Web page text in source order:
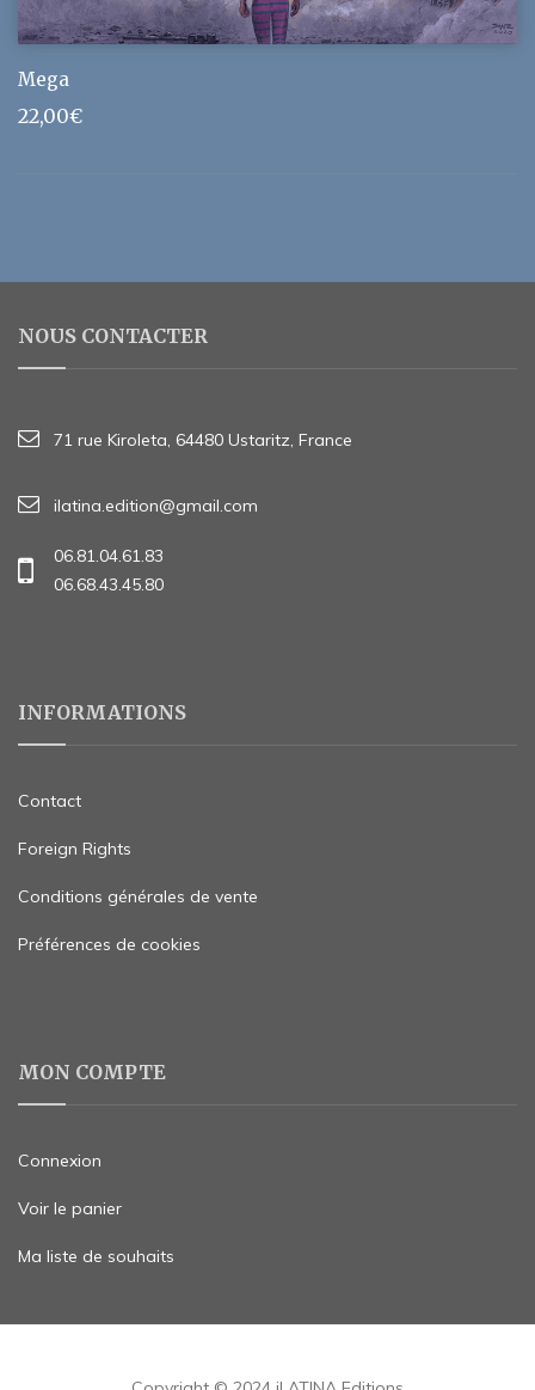
Mega
22,00€
NOUS CONTACTER
71 rue Kiroleta, 64480 Ustaritz, France
ilatina.edition@gmail.com
06.81.04.61.83
06.68.43.45.80
INFORMATIONS
Contact
Foreign Rights
Conditions générales de vente
Préférences de cookies
MON COMPTE
Connexion
Voir le panier
Ma liste de souhaits